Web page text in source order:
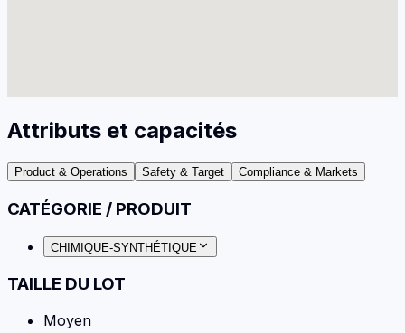
Attributs et capacités
Product & Operations Safety & Target Compliance & Markets
CATÉGORIE / PRODUIT
CHIMIQUE-SYNTHÉTIQUE
TAILLE DU LOT
Moyen